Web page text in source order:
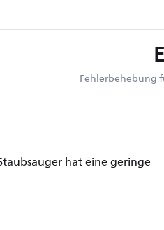
Fehlerbehebung
hat eine geringe